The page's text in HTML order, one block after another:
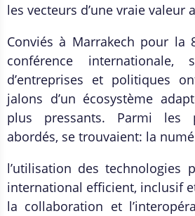
les vecteurs d’une vraie valeur
Conviés à Marrakech pour la
conférence internationale,
d’entreprises et politiques
jalons d’un écosystème
plus pressants. Parmi les
abordés, se trouvaient: la
l’utilisation des technologies
international efficient, inclusif
la collaboration et